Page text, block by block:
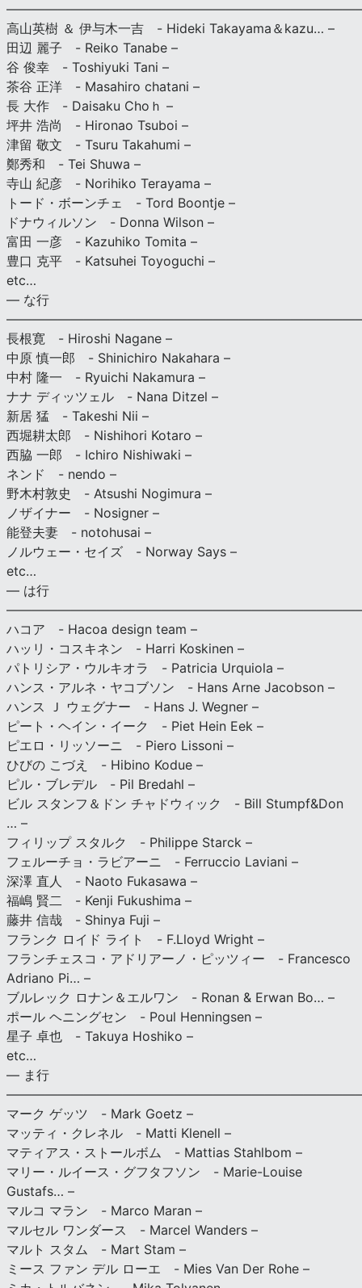
高山英樹 ＆ 伊与木一吉 - Hideki Takayama＆kazu… –
田辺 麗子 - Reiko Tanabe –
谷 俊幸 - Toshiyuki Tani –
茶谷 正洋 - Masahiro chatani –
長 大作 - Daisaku Choｈ –
坪井 浩尚 - Hironao Tsuboi –
津留 敬文 - Tsuru Takahumi –
鄭秀和 - Tei Shuwa –
寺山 紀彦 - Norihiko Terayama –
トード・ボーンチェ - Tord Boontje –
ドナウィルソン - Donna Wilson –
富田 一彦 - Kazuhiko Tomita –
豊口 克平 - Katsuhei Toyoguchi –
etc…
— な行
長根寛 - Hiroshi Nagane –
中原 慎一郎 - Shinichiro Nakahara –
中村 隆一 - Ryuichi Nakamura –
ナナ ディッツェル - Nana Ditzel –
新居 猛 - Takeshi Nii –
西堀耕太郎 - Nishihori Kotaro –
西脇 一郎 - Ichiro Nishiwaki –
ネンド - nendo –
野木村敦史 - Atsushi Nogimura –
ノザイナー - Nosigner –
能登夫妻 - notohusai –
ノルウェー・セイズ - Norway Says –
etc…
— は行
ハコア - Hacoa design team –
ハッリ・コスキネン - Harri Koskinen –
パトリシア・ウルキオラ - Patricia Urquiola –
ハンス・アルネ・ヤコブソン - Hans Arne Jacobson –
ハンス Ｊ ウェグナー - Hans J. Wegner –
ピート・ヘイン・イーク - Piet Hein Eek –
ピエロ・リッソーニ - Piero Lissoni –
ひびの こづえ - Hibino Kodue –
ピル・ブレデル - Pil Bredahl –
ビル スタンフ＆ドン チャドウィック - Bill Stumpf&Don
… –
フィリップ スタルク - Philippe Starck –
フェルーチョ・ラビアーニ - Ferruccio Laviani –
深澤 直人 - Naoto Fukasawa –
福嶋 賢二 - Kenji Fukushima –
藤井 信哉 - Shinya Fuji –
フランク ロイド ライト - F.Lloyd Wright –
フランチェスコ・アドリアーノ・ピッツィー - Francesco
Adriano Pi… –
ブルレック ロナン＆エルワン - Ronan & Erwan Bo… –
ポール ヘニングセン - Poul Henningsen –
星子 卓也 - Takuya Hoshiko –
etc…
— ま行
マーク ゲッツ - Mark Goetz –
マッティ・クレネル - Matti Klenell –
マティアス・ストールボム - Mattias Stahlbom –
マリー・ルイース・グフタフソン - Marie-Louise
Gustafs… –
マルコ マラン - Marco Maran –
マルセル ワンダース - Marcel Wanders –
マルト スタム - Mart Stam –
ミース ファン デル ローエ - Mies Van Der Rohe –